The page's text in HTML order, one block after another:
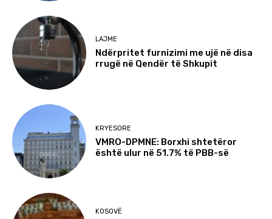
LAJME
Ndërpritet furnizimi me ujë në disa
rrugë në Qendër të Shkupit
KRYESORE
VMRO-DPMNE: Borxhi shtetëror
është ulur në 51.7% të PBB-së
KOSOVË